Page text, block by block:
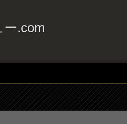
.com